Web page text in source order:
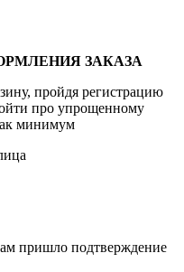
ЗАКАЗА
пройдя регистрацию
про упрощенному
минимум
пришло подтверждение